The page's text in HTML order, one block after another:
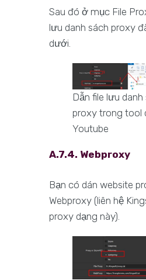
Sau đó ở mục File
lưu danh sách proxy
dưới.
Dẫn file lưu danh
proxy trong tool
Youtube
A.7.4. Webproxy
Bạn có dán website
Webproxy (liên hệ
proxy dạng này).